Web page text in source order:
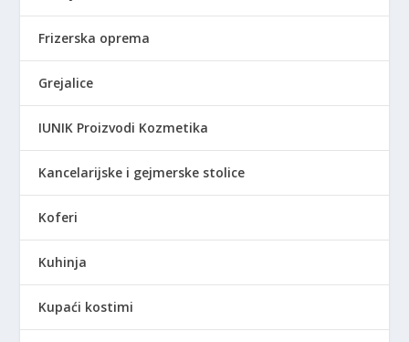
Frizerska oprema
Grejalice
IUNIK Proizvodi Kozmetika
Kancelarijske i gejmerske stolice
Koferi
Kuhinja
Kupaći kostimi